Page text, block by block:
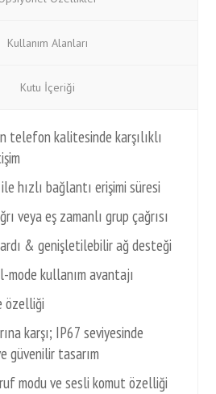
Kullanım Alanları
Kutu İçeriği
telefon kalitesinde karşılıklı
hızlı bağlantı erişimi süresi
veya eş zamanlı grup çağrısı
& genişletilebilir ağ desteği
kullanım avantajı
özelliği
karşı; IP67 seviyesinde
güvenilir tasarım
modu ve sesli komut özelliği